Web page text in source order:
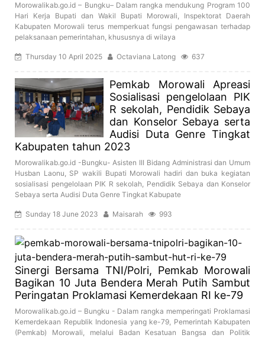
Morowalikab.go.id – Bungku– Dalam rangka mendukung Program 100
Hari Kerja Bupati dan Wakil Bupati Morowali, Inspektorat Daerah
Kabupaten Morowali terus memperkuat fungsi pengawasan terhadap
pelaksanaan pemerintahan, khususnya di wilaya
Thursday 10 April 2025 Octaviana Latong 637
Pemkab Morowali Apreasi
Sosialisasi pengelolaan PIK
R sekolah, Pendidik Sebaya
dan Konselor Sebaya serta
Audisi Duta Genre Tingkat
Kabupaten tahun 2023
Morowalikab.go.id -Bungku- Asisten III Bidang Administrasi dan Umum
Husban Laonu, SP wakili Bupati Morowali hadiri dan buka kegiatan
sosialisasi pengelolaan PIK R sekolah, Pendidik Sebaya dan Konselor
Sebaya serta Audisi Duta Genre Tingkat Kabupate
Sunday 18 June 2023 Maisarah 993
Sinergi Bersama TNI/Polri, Pemkab Morowali
Bagikan 10 Juta Bendera Merah Putih Sambut
Peringatan Proklamasi Kemerdekaan RI ke-79
Morowalikab.go.id – Bungku - Dalam rangka memperingati Proklamasi
Kemerdekaan Republik Indonesia yang ke-79, Pemerintah Kabupaten
(Pemkab) Morowali, melalui Badan Kesatuan Bangsa dan Politik